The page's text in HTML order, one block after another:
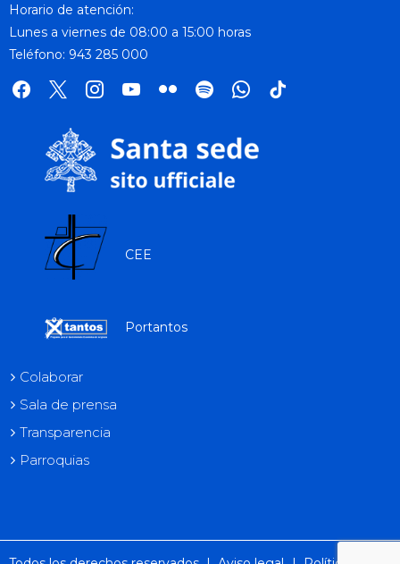
Horario de atención:
Lunes a viernes de 08:00 a 15:00 horas
Teléfono: 943 285 000
facebook
x instagramyoutube
flickr spotifywhatsapp
tik
CEE
Portantos
Colaborar
Sala de prensa
Transparencia
Parroquias